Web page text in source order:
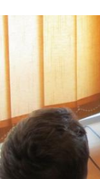
Obraz